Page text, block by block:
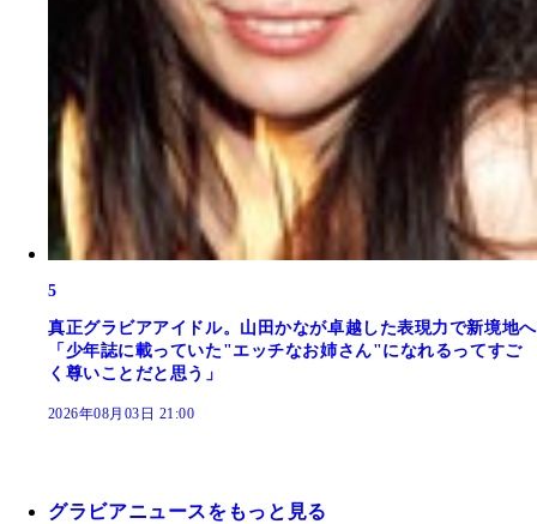
5
真正グラビアアイドル。山田かなが卓越した表現力で新境地へ
「少年誌に載っていた"エッチなお姉さん"になれるってすご
く尊いことだと思う」
2026年08月03日 21:00
グラビアニュースをもっと見る